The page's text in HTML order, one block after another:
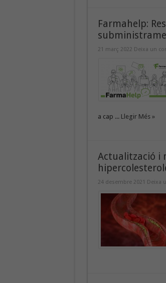
Farmahelp:
21 març 2022 Deixa un
a cap ... Llegir Més »
Actualització i
24 desembre 2021 Deixa